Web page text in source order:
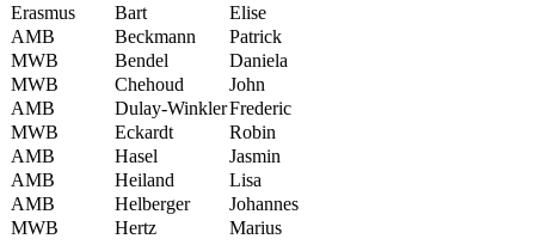
Erasmus
Bart
Elise
AMB
Beckmann
Patrick
MWB
Bendel
Daniela
MWB
Chehoud
John
AMB
Dulay-WinklerFrederic
MWB
Eckardt
Robin
AMB
Hasel
Jasmin
AMB
Heiland
Lisa
AMB
Helberger
Johannes
MWB
Hertz
Marius